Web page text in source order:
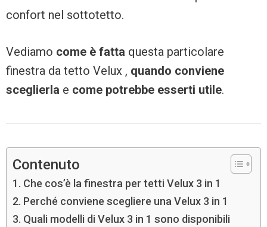
confort nel sottotetto.
Vediamo come è fatta questa particolare
finestra da tetto Velux , quando conviene
sceglierla e come potrebbe esserti utile.
Contenuto
Che cos’è la finestra per tetti Velux 3 in 1
Perché conviene scegliere una Velux 3 in 1
Quali modelli di Velux 3 in 1 sono disponibili